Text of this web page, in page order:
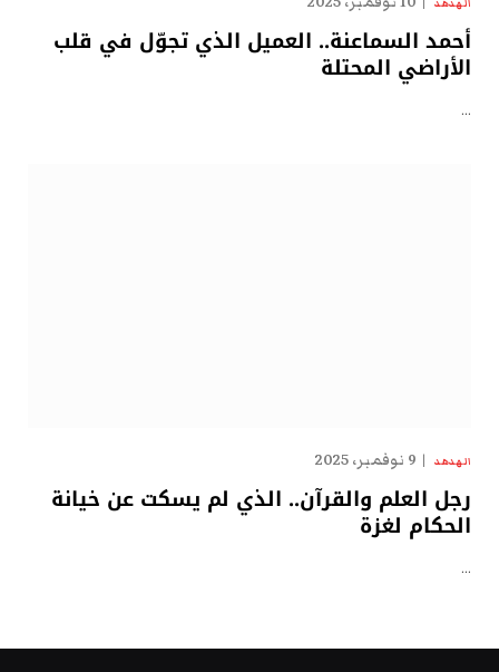
أحمد السماعنة.. العميل الذي تجوّل في قلب
الأراضي المحتلة
…
الهدهد 9 نوفمبر، 2025
رجل العلم والقرآن.. الذي لم يسكت عن خيانة
الحكام لغزة
…